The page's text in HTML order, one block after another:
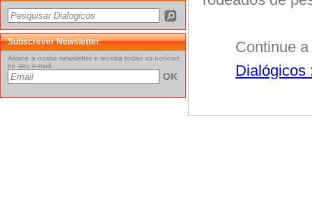
Subscrever Newsletter
Assine a nossa newsletter e receba todas as notícias
no seu e-mail.
OK
Continue
Dialógicos